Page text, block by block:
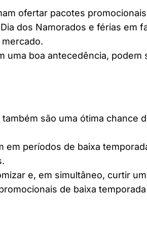
ofertar pacotes
dos Namorados e férias em
uma boa antecedência, podem
são uma ótima chance
em períodos de baixa
e, em simultâneo, curtir
de baixa